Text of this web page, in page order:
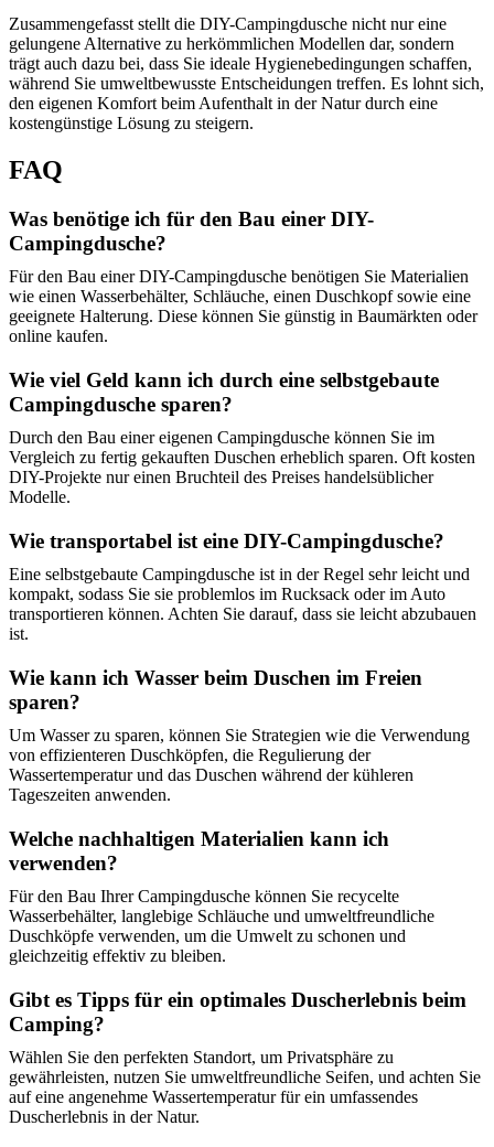
Zusammengefasst stellt die DIY-Campingdusche nicht nur eine
gelungene Alternative zu herkömmlichen Modellen dar, sondern
trägt auch dazu bei, dass Sie ideale Hygienebedingungen schaffen,
während Sie umweltbewusste Entscheidungen treffen. Es lohnt sich,
den eigenen Komfort beim Aufenthalt in der Natur durch eine
kostengünstige Lösung zu steigern.
FAQ
Was benötige ich für den Bau einer DIY-
Campingdusche?
Für den Bau einer DIY-Campingdusche benötigen Sie Materialien
wie einen Wasserbehälter, Schläuche, einen Duschkopf sowie eine
geeignete Halterung. Diese können Sie günstig in Baumärkten oder
online kaufen.
Wie viel Geld kann ich durch eine selbstgebaute
Campingdusche sparen?
Durch den Bau einer eigenen Campingdusche können Sie im
Vergleich zu fertig gekauften Duschen erheblich sparen. Oft kosten
DIY-Projekte nur einen Bruchteil des Preises handelsüblicher
Modelle.
Wie transportabel ist eine DIY-Campingdusche?
Eine selbstgebaute Campingdusche ist in der Regel sehr leicht und
kompakt, sodass Sie sie problemlos im Rucksack oder im Auto
transportieren können. Achten Sie darauf, dass sie leicht abzubauen
ist.
Wie kann ich Wasser beim Duschen im Freien
sparen?
Um Wasser zu sparen, können Sie Strategien wie die Verwendung
von effizienteren Duschköpfen, die Regulierung der
Wassertemperatur und das Duschen während der kühleren
Tageszeiten anwenden.
Welche nachhaltigen Materialien kann ich
verwenden?
Für den Bau Ihrer Campingdusche können Sie recycelte
Wasserbehälter, langlebige Schläuche und umweltfreundliche
Duschköpfe verwenden, um die Umwelt zu schonen und
gleichzeitig effektiv zu bleiben.
Gibt es Tipps für ein optimales Duscherlebnis beim
Camping?
Wählen Sie den perfekten Standort, um Privatsphäre zu
gewährleisten, nutzen Sie umweltfreundliche Seifen, und achten Sie
auf eine angenehme Wassertemperatur für ein umfassendes
Duscherlebnis in der Natur.